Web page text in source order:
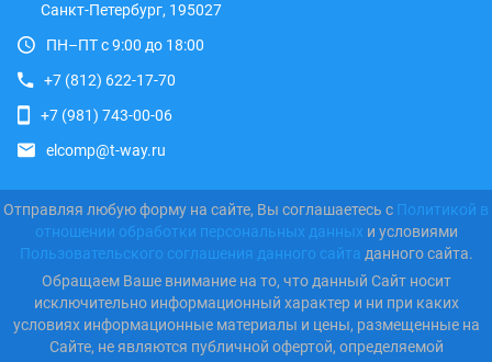
Санкт-Петербург, 195027
ПН–ПТ с 9:00 до 18:00
+7 (812) 622-17-70
+7 (981) 743-00-06
elcomp@t-way.ru
Отправляя любую форму на сайте, Вы соглашаетесь с Политикой в
отношении обработки персональных данных и условиями
Пользовательского соглашения данного сайта данного сайта.
Обращаем Ваше внимание на то, что данный Сайт носит
исключительно информационный характер и ни при каких
условиях информационные материалы и цены, размещенные на
Сайте, не являются публичной офертой, определяемой